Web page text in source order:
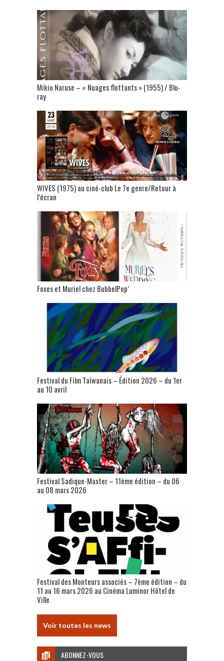
Mikio Naruse – « Nuages flottants » (1955) / Blu-
ray
WIVES (1975) au ciné-club Le 7e genre/Retour à
l’écran
Foxes et Muriel chez BubbelPop’
Festival du Film Taïwanais – Édition 2026 – du 1er
au 10 avril
Festival Sadique-Master – 11ème édition – du 06
au 08 mars 2026
Festival des Monteurs associés – 7ème édition – du
11 au 16 mars 2026 au Cinéma Luminor Hôtel de
Ville
Voir toutes les news
ABONNEZ-VOUS